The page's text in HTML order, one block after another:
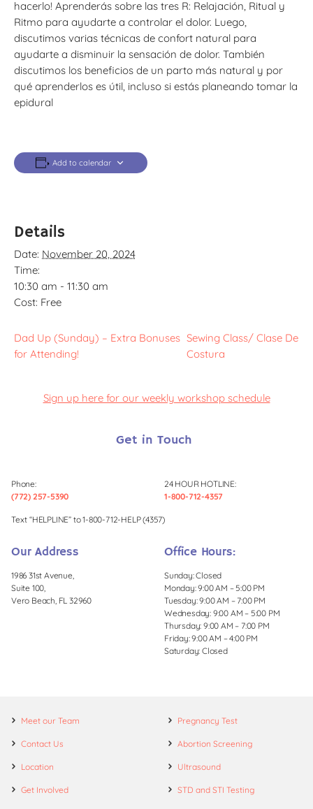
hacerlo! Aprenderás sobre las tres R: Relajación, Ritual y
Ritmo para ayudarte a controlar el dolor. Luego,
discutimos varias técnicas de confort natural para
ayudarte a disminuir la sensación de dolor. También
discutimos los beneficios de un parto más natural y por
qué aprenderlos es útil, incluso si estás planeando tomar la
epidural
Add to calendar
Details
Date: November 20, 2024
Time:
10:30 am - 11:30 am
Cost: Free
Dad Up (Sunday) – Extra Bonuses
for Attending!
Sewing Class/ Clase De
Costura
Sign up here for our weekly workshop schedule
Get in Touch
Phone:
(772) 257-5390
24 HOUR HOTLINE:
1-800-712-4357
Text “HELPLINE” to 1-800-712-HELP (4357)
Our Address
1986 31st Avenue,
Suite 100,
Vero Beach, FL 32960
Office Hours:
Sunday: Closed
Monday: 9:00 AM – 5:00 PM
Tuesday: 9:00 AM – 7:00 PM
Wednesday: 9:00 AM – 5:00 PM
Thursday: 9:00 AM – 7:00 PM
Friday: 9:00 AM – 4:00 PM
Saturday: Closed
Meet our Team
Contact Us
Location
Get Involved
Pregnancy Test
Abortion Screening
Ultrasound
STD and STI Testing